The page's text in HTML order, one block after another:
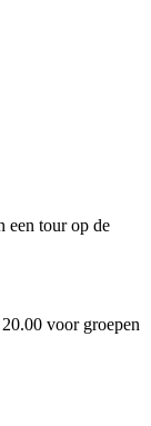
een tour op de
voor groepen